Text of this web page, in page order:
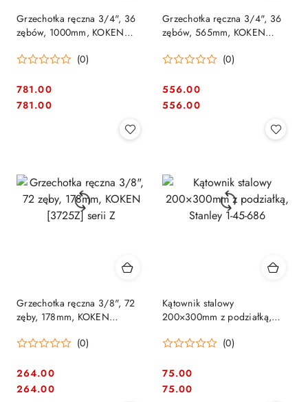
Grzechotka ręczna 3/4", 36
zębów, 1000mm, KOKEN
(0)
Cena:
781.00
Cena:
781.00
Grzechotka ręczna 3/4", 36
zębów, 565mm, KOKEN
(0)
Cena:
556.00
Cena:
556.00
Grzechotka ręczna 3/8", 72
zęby, 178mm, KOKEN
(0)
Cena:
264.00
Cena:
264.00
Kątownik stalowy
200×300mm z podziałką,
(0)
Cena:
75.00
Cena:
75.00